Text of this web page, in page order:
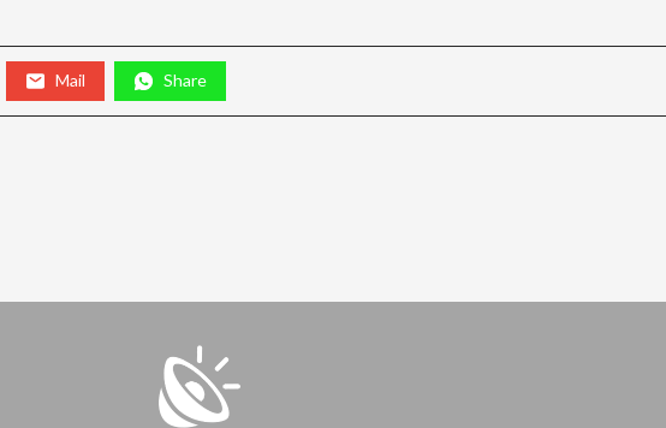
Mail Share